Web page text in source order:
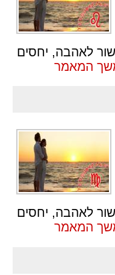
לאהבה, יחסים
המאמר
לאהבה, יחסים
המאמר